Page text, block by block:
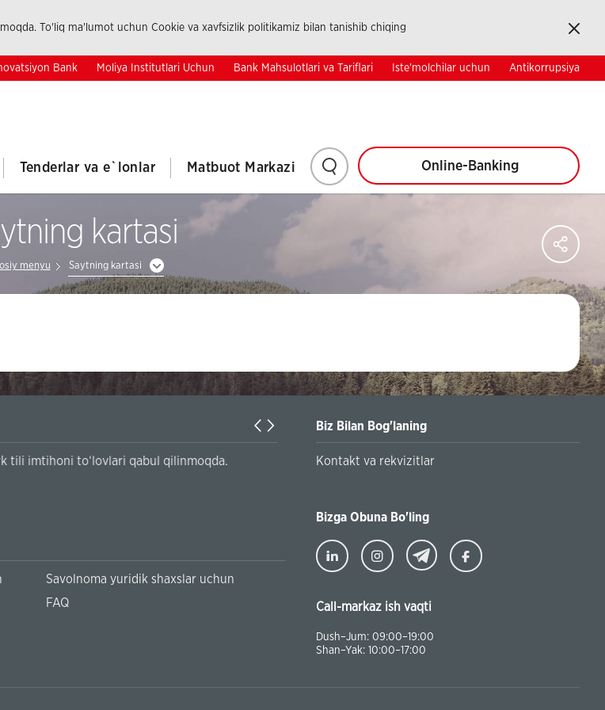
To'liq ma'lumot uchun Cookie va xavfsizlik politikamiz bilan tanishib chiqing Kapat
Bank Moliya Institutlari Uchun Bank Mahsulotlari va Tariflari Iste'molchilar uchun Antikorrupsiya
Tenderlar va e`lonlar Matbuot Markazi
Izlash
uchun
Online-Banking
Shaxsiy Kabinet Korporativ
kartasi
menyu Saytning kartasi
to‘lovlari qabul qilinmoqda.
Turkiyaning Anadolu universitetida ta’lim oladigan
Savolnoma yuridik shaxslar uchun
FAQ
Biz Bilan Bog'laning
Kontakt va rekvizitlar
Bizga Obuna Bo'ling
Call-markaz ish vaqti
Dush–Jum: 09:00–19:00
Shan–Yak: 10:00–17:00